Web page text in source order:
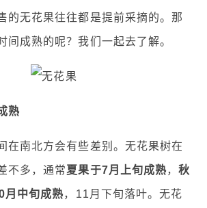
的无花果往往都是提前采摘的。那
间成熟的呢？我们一起去了解。
熟
在南北方会有些差别。无花果树在
不多，通常夏果于7月上旬成熟，秋
月中旬成熟，11月下旬落叶。无花